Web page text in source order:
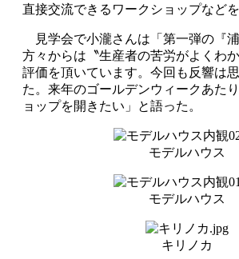
直接交流できるワークショップなどを
見学会で小瀧さんは「第一弾の『
方々からは〝生産者の苦労がよくわ
評価を頂いています。今回も反響は
た。来年のゴールデンウィークあた
ョップを開きたい」と語った。
モデルハウス
モデルハウス
キリノカ